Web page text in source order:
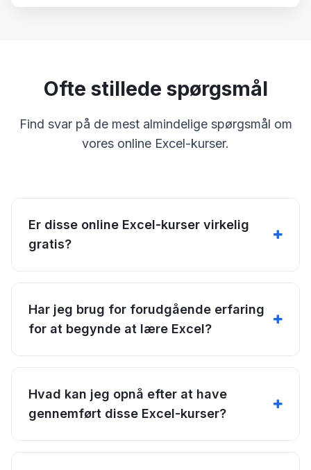
Ofte stillede spørgsmål
Find svar på de mest almindelige spørgsmål om
vores online Excel-kurser.
Er disse online Excel-kurser virkelig
gratis?
Har jeg brug for forudgående erfaring
for at begynde at lære Excel?
Hvad kan jeg opnå efter at have
gennemført disse Excel-kurser?